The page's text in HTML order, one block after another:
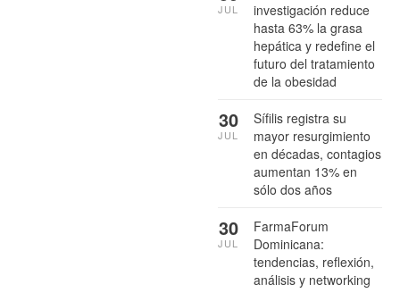
investigación reduce
hasta 63% la grasa
hepática y redefine el
futuro del tratamiento
de la obesidad
JUL
Sífilis registra su
mayor resurgimiento
en décadas, contagios
aumentan 13% en
sólo dos años
30
JUL
FarmaForum
Dominicana:
tendencias, reflexión,
análisis y networking
30
JUL